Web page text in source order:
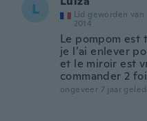
L
Lid geworden van
2014
Le pompom est
je l’ai enlever
et le miroir est
commander 2
ongeveer 7 jaar